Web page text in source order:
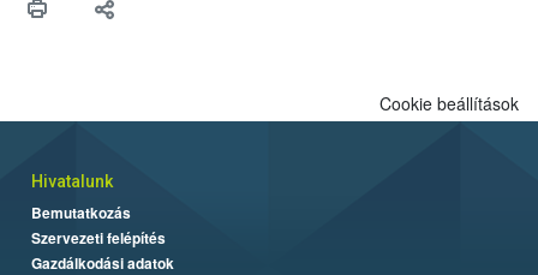
felhasználók számára is elérhető és ökológiai termesztésben is
Cookie beállítások
Hivatalunk
Bemutatkozás
Szervezeti felépítés
Gazdálkodási adatok